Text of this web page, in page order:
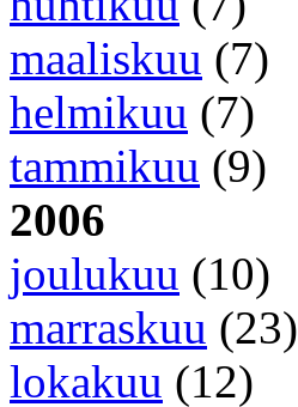
maaliskuu (7)
helmikuu (7)
tammikuu (9)
2006
joulukuu (10)
marraskuu (23)
lokakuu (12)